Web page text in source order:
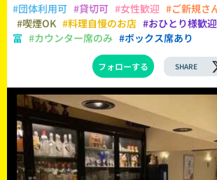
#団体利用可 #貸切可 #女性歓迎 #ご新規さ
#喫煙OK #料理自慢のお店 #おひとり様歓迎
富 #カウンター席のみ #ボックス席あり
フォローする SHARE